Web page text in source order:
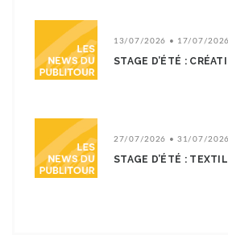
13/07/2026 • 17/07/2026
STAGE D’ÉTÉ :
27/07/2026 • 31/07/2026
STAGE D’ÉTÉ :